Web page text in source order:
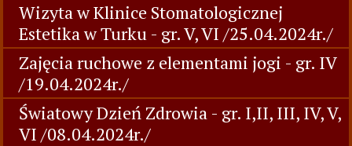
Wizyta w Klinice Stomatologicznej
Estetika w Turku - gr. V, VI /25.04.2024r./
Zajęcia ruchowe z elementami jogi - gr. IV
/19.04.2024r./
Światowy Dzień Zdrowia - gr. I,II, III, IV, V,
VI /08.04.2024r./